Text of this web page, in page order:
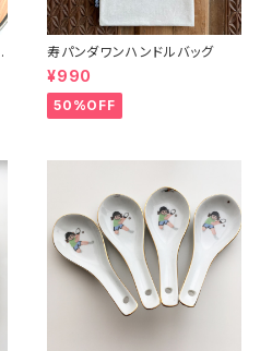
寿パンダワンハンドルバッグ
¥990
50%OFF